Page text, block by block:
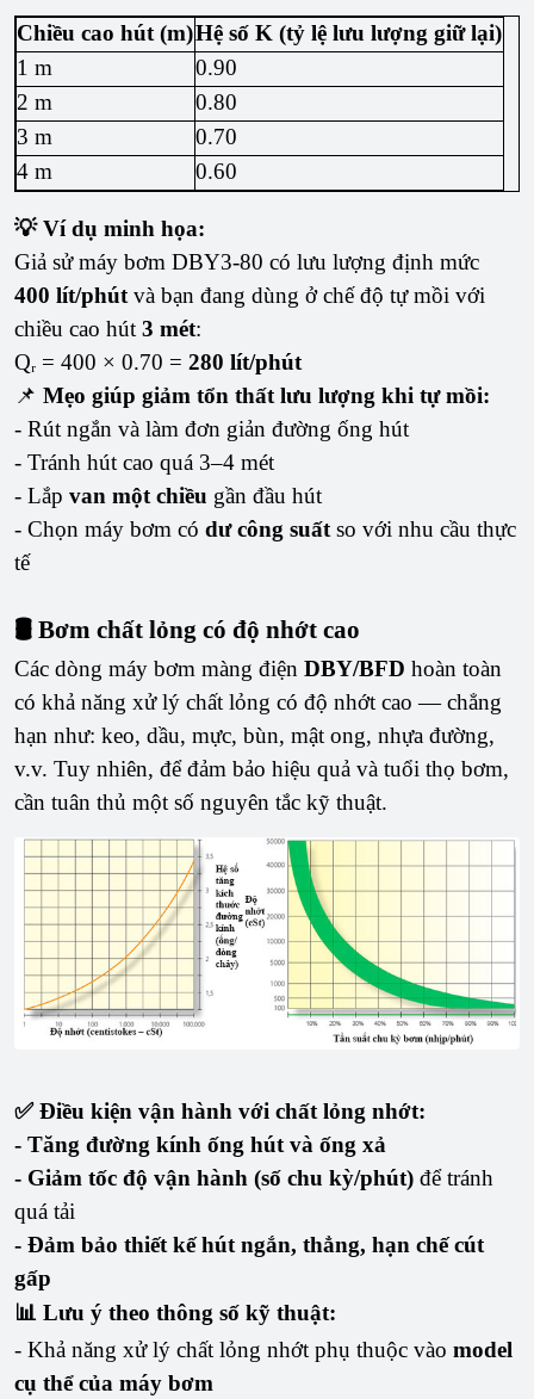
Chiều cao hút (m)Hệ số K (tỷ lệ lưu lượng giữ lại)
1 m
0.90
2 m
0.80
3 m
0.70
4 m
0.60
💡 Ví dụ minh họa:
Giả sử máy bơm DBY3-80 có lưu lượng định mức
400 lít/phút và bạn đang dùng ở chế độ tự mồi với
chiều cao hút 3 mét:
Qᵣ = 400 × 0.70 = 280 lít/phút
📌 Mẹo giúp giảm tổn thất lưu lượng khi tự mồi:
- Rút ngắn và làm đơn giản đường ống hút
- Tránh hút cao quá 3–4 mét
- Lắp van một chiều gần đầu hút
- Chọn máy bơm có dư công suất so với nhu cầu thực
tế
🛢️ Bơm chất lỏng có độ nhớt cao
Các dòng máy bơm màng điện DBY/BFD hoàn toàn
có khả năng xử lý chất lỏng có độ nhớt cao — chẳng
hạn như: keo, dầu, mực, bùn, mật ong, nhựa đường,
v.v. Tuy nhiên, để đảm bảo hiệu quả và tuổi thọ bơm,
cần tuân thủ một số nguyên tắc kỹ thuật.
✅ Điều kiện vận hành với chất lỏng nhớt:
- Tăng đường kính ống hút và ống xả
- Giảm tốc độ vận hành (số chu kỳ/phút) để tránh
quá tải
- Đảm bảo thiết kế hút ngắn, thẳng, hạn chế cút
gấp
📊 Lưu ý theo thông số kỹ thuật:
- Khả năng xử lý chất lỏng nhớt phụ thuộc vào model
cụ thể của máy bơm